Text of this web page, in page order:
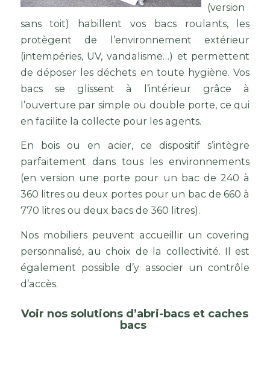
(version
sans toit) habillent vos bacs roulants, les
protègent de l’environnement extérieur
(intempéries, UV, vandalisme…) et permettent
de déposer les déchets en toute hygiène. Vos
bacs se glissent à l’intérieur grâce à
l’ouverture par simple ou double porte, ce qui
en facilite la collecte pour les agents.
En bois ou en acier, ce dispositif s’intègre
parfaitement dans tous les environnements
(en version une porte pour un bac de 240 à
360 litres ou deux portes pour un bac de 660 à
770 litres ou deux bacs de 360 litres).
Nos mobiliers peuvent accueillir un covering
personnalisé, au choix de la collectivité. Il est
également possible d’y associer un contrôle
d’accès.
Voir nos solutions d’abri-bacs et caches
bacs